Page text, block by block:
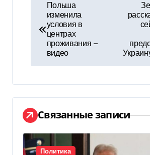
и
г
а
ц
и
Польша
изменила
условия в
центрах
проживания —
видео
Связанные записи
Политика